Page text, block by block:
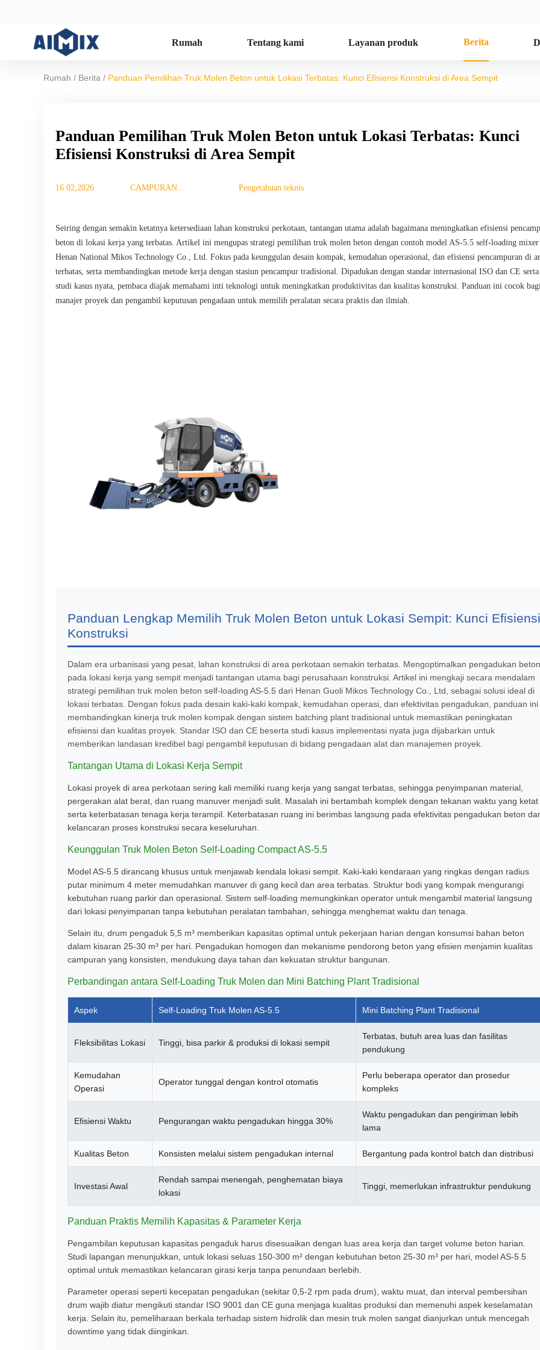
Rumah Tentang kami Layanan produk Berita
Rumah / Berita / Panduan Pemilihan Truk Molen Beton untuk Lokasi Terbatas: Kunci Efisiensi Konstruksi di Area Sempit
Panduan Pemilihan Truk Molen Beton untuk Lokasi Terbatas: Kunci
Efisiensi Konstruksi di Area Sempit
16 02,2026
CAMPURAN
Pengetahuan teknis
Seiring dengan semakin ketatnya ketersediaan lahan konstruksi perkotaan, tantangan utama adalah bagaimana meningkatkan efisiensi
beton di lokasi kerja yang terbatas. Artikel ini mengupas strategi pemilihan truk molen beton dengan contoh model AS-5.5 self-loading
Henan National Mikos Technology Co., Ltd. Fokus pada keunggulan desain kompak, kemudahan operasional, dan efisiensi pencampuran di
terbatas, serta membandingkan metode kerja dengan stasiun pencampur tradisional. Dipadukan dengan standar internasional ISO dan CE serta
studi kasus nyata, pembaca diajak memahami inti teknologi untuk meningkatkan produktivitas dan kualitas konstruksi. Panduan ini cocok
manajer proyek dan pengambil keputusan pengadaan untuk memilih peralatan secara praktis dan ilmiah.
Panduan Lengkap Memilih Truk Molen Beton untuk Lokasi Sempit: Kunci Efisiensi
Konstruksi
Dalam era urbanisasi yang pesat, lahan konstruksi di area perkotaan semakin terbatas. Mengoptimalkan pengadukan beton
pada lokasi kerja yang sempit menjadi tantangan utama bagi perusahaan konstruksi. Artikel ini mengkaji secara mendalam
strategi pemilihan truk molen beton self-loading AS-5.5 dari Henan Guoli Mikos Technology Co., Ltd, sebagai solusi ideal di
lokasi terbatas. Dengan fokus pada desain kaki-kaki kompak, kemudahan operasi, dan efektivitas pengadukan, panduan ini
membandingkan kinerja truk molen kompak dengan sistem batching plant tradisional untuk memastikan peningkatan
efisiensi dan kualitas proyek. Standar ISO dan CE beserta studi kasus implementasi nyata juga dijabarkan untuk
memberikan landasan kredibel bagi pengambil keputusan di bidang pengadaan alat dan manajemen proyek.
Tantangan Utama di Lokasi Kerja Sempit
Lokasi proyek di area perkotaan sering kali memiliki ruang kerja yang sangat terbatas, sehingga penyimpanan material,
pergerakan alat berat, dan ruang manuver menjadi sulit. Masalah ini bertambah komplek dengan tekanan waktu yang ketat
serta keterbatasan tenaga kerja terampil. Keterbatasan ruang ini berimbas langsung pada efektivitas pengadukan beton
kelancaran proses konstruksi secara keseluruhan.
Keunggulan Truk Molen Beton Self-Loading Compact AS-5.5
Model AS-5.5 dirancang khusus untuk menjawab kendala lokasi sempit. Kaki-kaki kendaraan yang ringkas dengan radius
putar minimum 4 meter memudahkan manuver di gang kecil dan area terbatas. Struktur bodi yang kompak mengurangi
kebutuhan ruang parkir dan operasional. Sistem self-loading memungkinkan operator untuk mengambil material langsung
dari lokasi penyimpanan tanpa kebutuhan peralatan tambahan, sehingga menghemat waktu dan tenaga.
Selain itu, drum pengaduk 5,5 m³ memberikan kapasitas optimal untuk pekerjaan harian dengan konsumsi bahan beton
dalam kisaran 25-30 m³ per hari. Pengadukan homogen dan mekanisme pendorong beton yang efisien menjamin kualitas
campuran yang konsisten, mendukung daya tahan dan kekuatan struktur bangunan.
Perbandingan antara Self-Loading Truk Molen dan Mini Batching Plant Tradisional
Aspek Self-Loading Truk Molen AS-5.5 Mini Batching Plant Tradisional
Fleksibilitas Lokasi Tinggi, bisa parkir & produksi di lokasi sempit
Terbatas, butuh area luas dan fasilitas
pendukung
Kemudahan
Operasi
Operator tunggal dengan kontrol otomatis
Perlu beberapa operator dan prosedur
kompleks
Efisiensi Waktu Pengurangan waktu pengadukan hingga 30%
Waktu pengadukan dan pengiriman lebih
lama
Kualitas Beton Konsisten melalui sistem pengadukan internal Bergantung pada kontrol batch dan distribusi
Investasi Awal
Rendah sampai menengah, penghematan biaya
lokasi
Tinggi, memerlukan infrastruktur pendukung
Panduan Praktis Memilih Kapasitas & Parameter Kerja
Pengambilan keputusan kapasitas pengaduk harus disesuaikan dengan luas area kerja dan target volume beton harian.
Studi lapangan menunjukkan, untuk lokasi seluas 150-300 m² dengan kebutuhan beton 25-30 m³ per hari, model AS-5.5
optimal untuk memastikan kelancaran girasi kerja tanpa penundaan berlebih.
Parameter operasi seperti kecepatan pengadukan (sekitar 0,5-2 rpm pada drum), waktu muat, dan interval pembersihan
drum wajib diatur mengikuti standar ISO 9001 dan CE guna menjaga kualitas produksi dan memenuhi aspek keselamatan
kerja. Selain itu, pemeliharaan berkala terhadap sistem hidrolik dan mesin truk molen sangat dianjurkan untuk mencegah
downtime yang tidak diinginkan.